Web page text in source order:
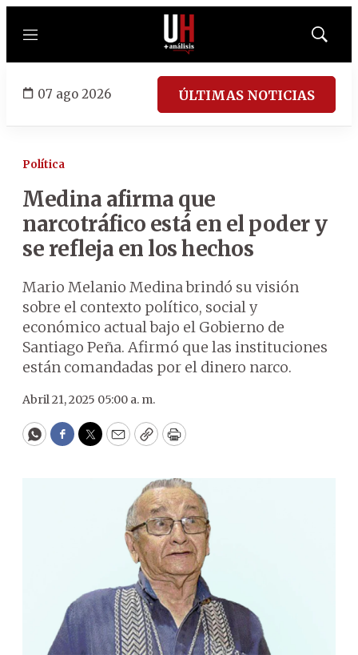
Menú
Mostrar
07 ago 2026 ÚLTIMAS NOTICIAS
Política
Medina afirma que
narcotráfico está en el poder y
se refleja en los hechos
Mario Melanio Medina brindó su visión
sobre el contexto político, social y
económico actual bajo el Gobierno de
Santiago Peña. Afirmó que las instituciones
están comandadas por el dinero narco.
Abril 21, 2025 05:00 a. m.
WhatsApp
Facebook
Twitter
EmailCopyPrint